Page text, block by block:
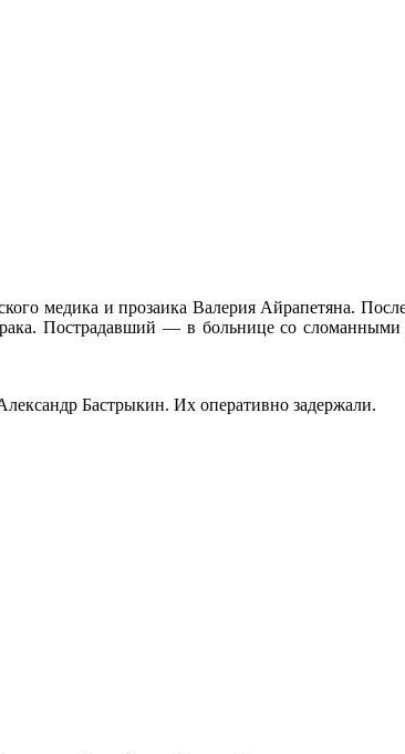
медика и прозаика Валерия Айрапетяна.
драка. Пострадавший — в больнице со
Бастрыкин. Их оперативно задержали.